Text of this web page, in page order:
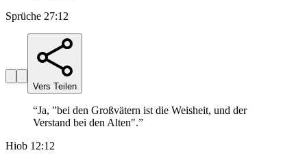
Sprüche 27:12
Vers Teilen
“Ja, "bei den Großvätern ist die Weisheit, und der
Verstand bei den Alten".”
Hiob 12:12